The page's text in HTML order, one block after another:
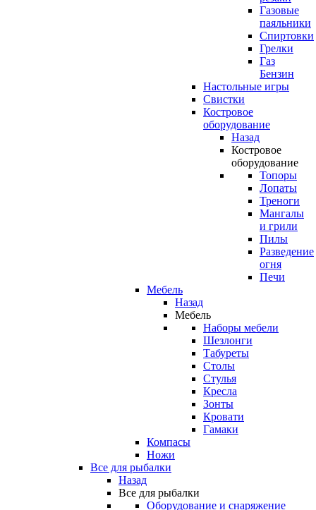
Газовые
паяльники
Спиртовки
Грелки
Газ
Бензин
Настольные игры
Свистки
Костровое
оборудование
Назад
Костровое
оборудование
Топоры
Лопаты
Треноги
Мангалы
и грили
Пилы
Разведение
огня
Печи
Мебель
Назад
Мебель
Наборы мебели
Шезлонги
Табуреты
Столы
Стулья
Кресла
Зонты
Кровати
Гамаки
Компасы
Ножи
Все для рыбалки
Назад
Все для рыбалки
Оборудование и снаряжение